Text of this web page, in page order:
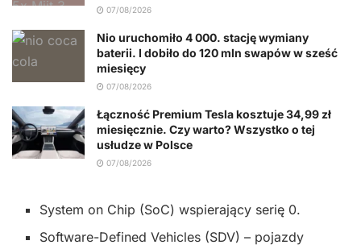
07/08/2026
Nio uruchomiło 4 000. stację wymiany
baterii. I dobiło do 120 mln swapów w sześć
miesięcy
07/08/2026
Łączność Premium Tesla kosztuje 34,99 zł
miesięcznie. Czy warto? Wszystko o tej
usłudze w Polsce
07/08/2026
System on Chip (SoC) wspierający serię 0.
Software-Defined Vehicles (SDV) – pojazdy